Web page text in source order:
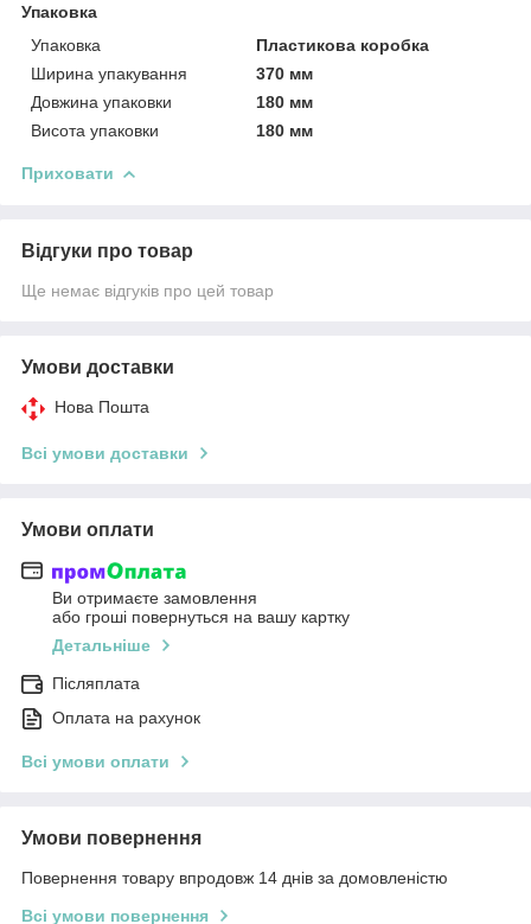
Упаковка
Упаковка
Пластикова коробка
Ширина упакування
370 мм
Довжина упаковки
180 мм
Висота упаковки
180 мм
Приховати
Відгуки про товар
Ще немає відгуків про цей товар
Умови доставки
Нова Пошта
Всі умови доставки
Умови оплати
Ви отримаєте замовлення
або гроші повернуться на вашу картку
Детальніше
Післяплата
Оплата на рахунок
Всі умови оплати
Умови повернення
Повернення товару впродовж 14 днів за домовленістю
Всі умови повернення